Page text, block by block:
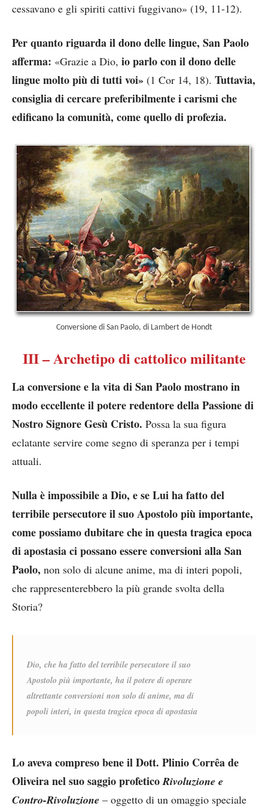
cessavano e gli spiriti cattivi fuggivano» (19, 11-12).
Per quanto riguarda il dono delle lingue, San Paolo
afferma: «Grazie a Dio, io parlo con il dono delle
lingue molto più di tutti voi» (1 Cor 14, 18). Tuttavia,
consiglia di cercare preferibilmente i carismi che
edificano la comunità, come quello di profezia.
Conversione di San Paolo, di Lambert de Hondt
III – Archetipo di cattolico militante
La conversione e la vita di San Paolo mostrano in
modo eccellente il potere redentore della Passione di
Nostro Signore Gesù Cristo. Possa la sua figura
eclatante servire come segno di speranza per i tempi
attuali.
Nulla è impossibile a Dio, e se Lui ha fatto del
terribile persecutore il suo Apostolo più importante,
come possiamo dubitare che in questa tragica epoca
di apostasia ci possano essere conversioni alla San
Paolo, non solo di alcune anime, ma di interi popoli,
che rappresenterebbero la più grande svolta della
Storia?
Dio, che ha fatto del terribile persecutore il suo
Apostolo più importante, ha il potere di operare
altrettante conversioni non solo di anime, ma di
popoli interi, in questa tragica epoca di apostasia
Lo aveva compreso bene il Dott. Plinio Corrêa de
Oliveira nel suo saggio profeticoRivoluzione e
Contro-Rivoluzione – oggetto di un omaggio speciale